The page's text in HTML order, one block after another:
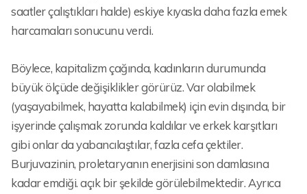
saatler çalıştıkları halde) eskiye kıyasla daha fazla emek
harcamaları sonucunu verdi.
Böylece, kapitalizm çağında, kadınların durumunda
büyük ölçüde değişiklikler görürüz. Var olabilmek
(yaşayabilmek, hayatta kalabilmek) için evin dışında, bir
işyerinde çalışmak zorunda kaldılar ve erkek karşıtları
gibi onlar da yabancılaştılar, fazla cefa çektiler.
Burjuvazinin, proletaryanın enerjisini son damlasına
kadar emdiği. açık bir şekilde görülebilmektedir. Ayrıca